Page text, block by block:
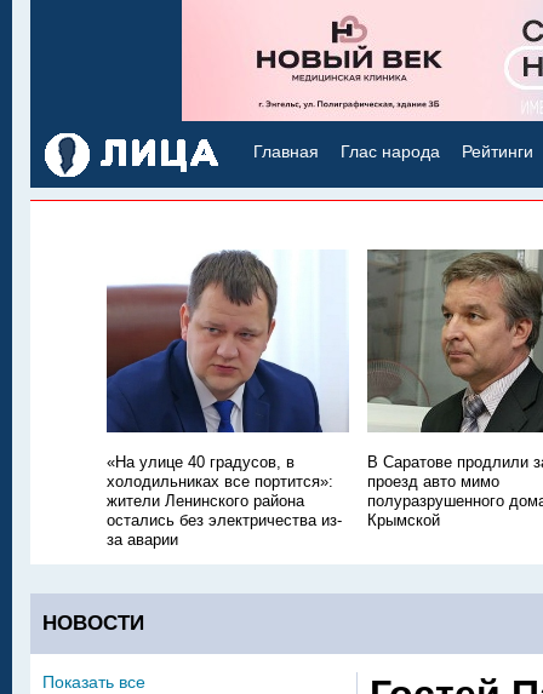
Главная Глас народа Рейтинги
«На улице 40 градусов, в
холодильниках все портится»:
жители Ленинского района
остались без электричества из-
за аварии
В Саратове продлили
проезд авто мимо
полуразрушенного
Крымской
НОВОСТИ
Показать все